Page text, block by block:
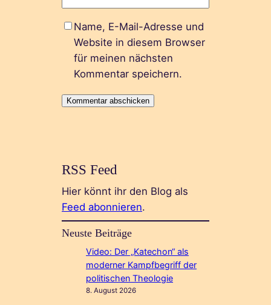
Name, E-Mail-Adresse und
Website in diesem Browser
für meinen nächsten
Kommentar speichern.
RSS Feed
Hier könnt ihr den Blog als
Feed abonnieren.
Neuste Beiträge
Video: Der „Katechon“ als
moderner Kampfbegriff der
politischen Theologie
8. August 2026